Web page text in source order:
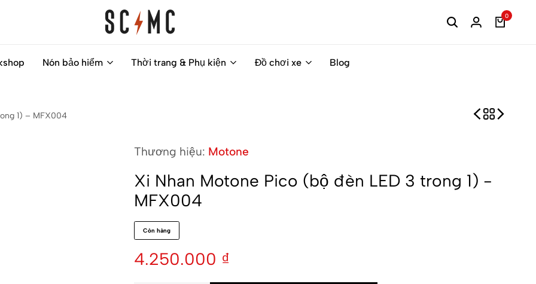
Classic
you
motorbike
0
Nón bảo hiểm Thời trang & Phụ kiện Đồ chơi xe Blog
1) – MFX004
Thương hiệu: Motone
Xi Nhan Motone Pico (bộ đèn LED 3 trong 1) -
MFX004
Còn hàng
4.250.000 ₫